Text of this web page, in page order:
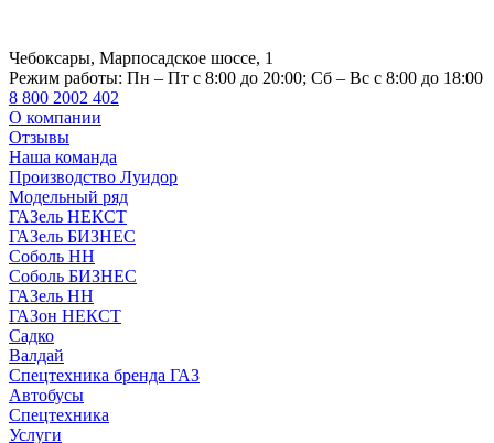
Чебоксары, Марпосадское шоссе, 1
Режим работы: Пн – Пт с 8:00 до 20:00; Сб – Вс с 8:00 до 18:00
8 800 2002 402
О компании
Отзывы
Наша команда
Производство Луидор
Модельный ряд
ГАЗель НЕКСТ
ГАЗель БИЗНЕС
Соболь НН
Соболь БИЗНЕС
ГАЗель НН
ГАЗон НЕКСТ
Садко
Валдай
Спецтехника бренда ГАЗ
Автобусы
Спецтехника
Услуги